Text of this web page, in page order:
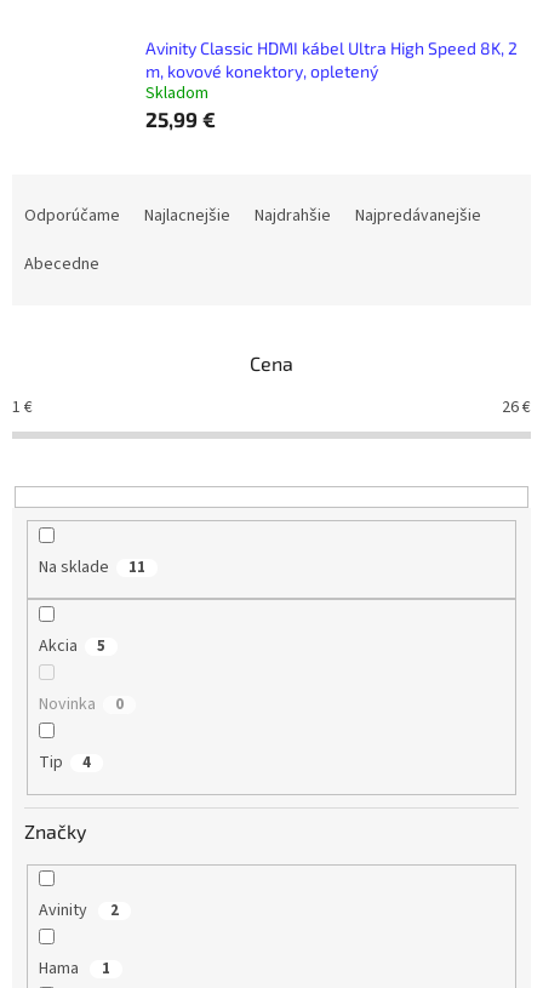
Avinity Classic HDMI kábel Ultra High Speed 8K, 2
m, kovové konektory, opletený
Skladom
25,99 €
r
o
u
k
Odporúčame Najlacnejšie Najdrahšie
Najpredávanejšie
Abecedne
Cena
1 € 26€
Na sklade 11
Akcia 5
Novinka 0
Tip 4
Značky
Avinity 2
Hama 1